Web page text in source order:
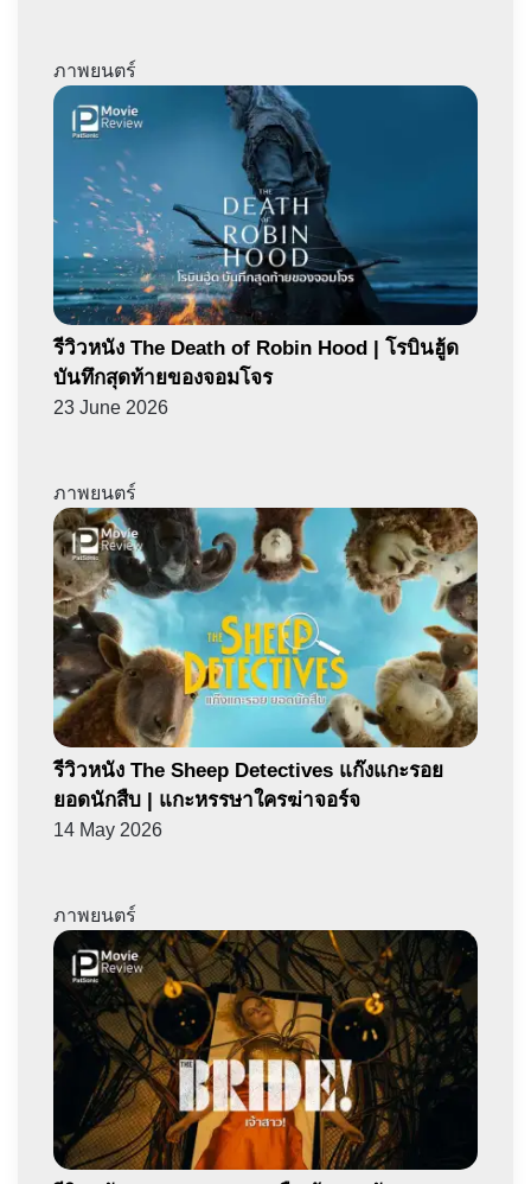
ภาพยนตร์
รีวิวหนัง The Death of Robin Hood | โรบินฮู้ด
บันทึกสุดท้ายของจอมโจร
23 June 2026
ภาพยนตร์
รีวิวหนัง The Sheep Detectives แก๊งแกะรอย
ยอดนักสืบ | แกะหรรษาใครฆ่าจอร์จ
14 May 2026
ภาพยนตร์